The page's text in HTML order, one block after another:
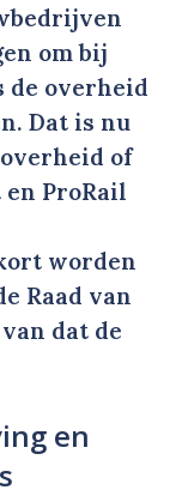
om bij
de overheid
Dat is nu
of
ProRail
worden
Raad van
dat de
en